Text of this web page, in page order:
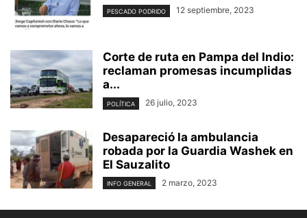
PESCADO PODRIDO 12 septiembre, 2023
Corte de ruta en Pampa del Indio:
reclaman promesas incumplidas
a...
POLÍTICA 26 julio, 2023
Desapareció la ambulancia
robada por la Guardia Washek en
El Sauzalito
INFO GENERAL 2 marzo, 2023